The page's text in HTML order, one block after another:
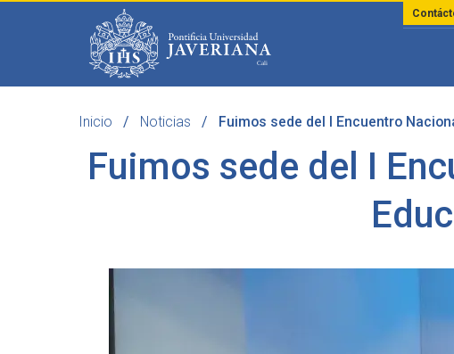
Inicio Noticias Fuimos sede del I Encuentro
Fuimos sede del I